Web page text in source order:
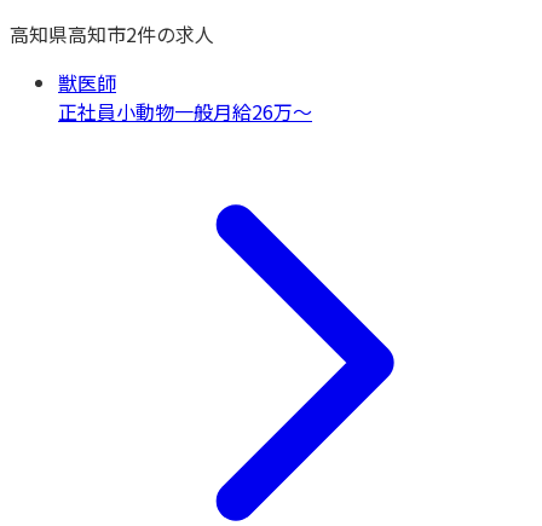
高知県高知市2件の求人
獣医師
正社員小動物一般月給26万〜